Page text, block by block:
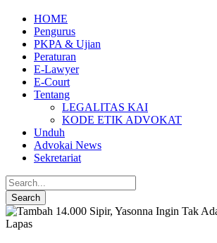
HOME
Pengurus
PKPA & Ujian
Peraturan
E-Lawyer
E-Court
Tentang
LEGALITAS KAI
KODE ETIK ADVOKAT
Unduh
Advokai News
Sekretariat